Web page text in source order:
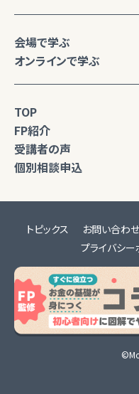
会場で学ぶ
オンラインで学ぶ
TOP
FP紹介
受講者の声
個別相談申込
トピックス お問い合わせ
プライバシー